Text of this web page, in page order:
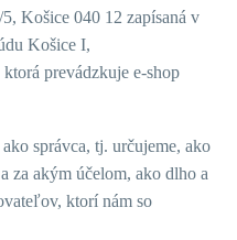
Košice 040 12 zapísaná v
Košice I,
ktorá prevádzkuje e-shop
správca, tj. určujeme, ako
za akým účelom, ako dlho a
ktorí nám so